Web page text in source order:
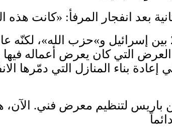
التي كان يعرض أعماله
بناء المنازل التي دمّرها
باريس لتنظيم معرض فني.